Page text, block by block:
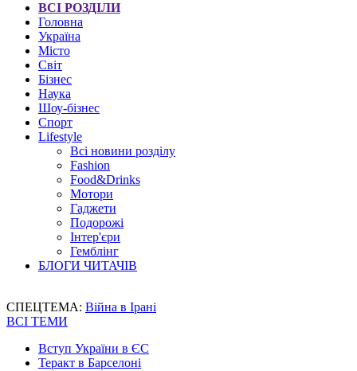
ВСІ РОЗДІЛИ
Головна
Україна
Місто
Світ
Бізнес
Наука
Шоу-бізнес
Спорт
Lifestyle
Всі новини розділу
Fashion
Food&Drinks
Мотори
Гаджети
Подорожі
Інтер'єри
Гемблінг
БЛОГИ ЧИТАЧІВ
СПЕЦТЕМА: Війна в Ірані
ВСІ ТЕМИ
Вступ України в ЄС
Теракт в Барселоні